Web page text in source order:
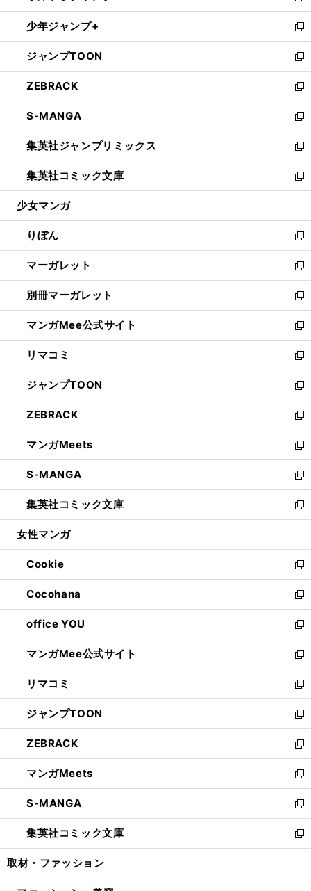
開
く
ウ
で
開
く
ン
ド
ウ
で
開
く
ウ
ィ
ン
ド
ウ
で
開
く
し
い
ウ
ィ
ン
ド
ウ
で
開
く
少年ジャンプ+
新
し
い
ウ
ィ
ン
ド
ウ
で
開
く
ジャンプTOON
新
し
い
ウ
ィ
ン
ド
ウ
で
開
ZEBRACK
新
し
い
ウ
ィ
ン
ド
ウ
開
く
S-MANGA
新
し
い
ウ
ィ
ン
ウ
で
開
く
集英社ジャンプリミックス
新
し
い
ウ
ン
ド
ウ
で
開
く
集英社コミック文庫
新
し
ウ
ィ
ン
ド
ウ
で
開
く
少女マンガ
りぼん
新
し
い
ウ
ィ
ン
ド
ウ
で
開
く
マーガレット
新
し
い
ウ
ィ
ン
ド
ウ
で
開
く
別冊マーガレット
新
し
い
ウ
ィ
ン
ド
ウ
で
開
く
マンガMee公式サイト
新
し
い
ウ
ィ
ン
ド
ウ
で
開
く
リマコミ
新
し
い
ウ
ィ
ン
ド
ウ
で
開
く
ジャンプTOON
新
し
い
ウ
ィ
ン
ド
ウ
で
開
ZEBRACK
新
し
い
ウ
ィ
ン
ド
ウ
開
く
マンガMeets
新
し
い
ウ
ィ
ン
ウ
で
開
く
S-MANGA
新
し
い
ウ
ン
ド
ウ
で
開
く
集英社コミック文庫
新
し
ウ
ィ
ン
ド
ウ
で
開
く
女性マンガ
Cookie
新
し
い
ウ
ィ
ン
ド
ウ
で
開
く
Cocohana
新
し
い
ウ
ィ
ン
ド
ウ
で
開
く
office YOU
新
し
い
ウ
ィ
ン
ド
ウ
で
開
く
マンガMee公式サイト
新
し
い
ウ
ィ
ン
ド
ウ
で
開
く
リマコミ
新
し
い
ウ
ィ
ン
ド
ウ
で
開
く
ジャンプTOON
新
し
い
ウ
ィ
ン
ド
ウ
で
開
ZEBRACK
新
し
い
ウ
ィ
ン
ド
ウ
開
マンガMeets
新
し
い
ウ
ィ
ン
ウ
S-MANGA
新
し
い
ウ
ン
集英社コミック文庫
新
し
ウ
取材・ファッション